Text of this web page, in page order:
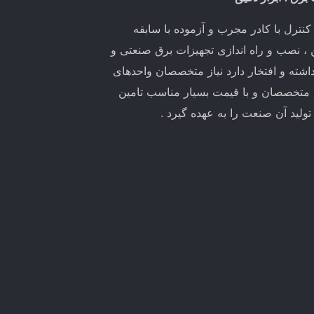
با کادر مجرب و آزموده با سابقه
، نصب و راه اندازی تجهیزات برق صنعتی و
و افتخار دارد نیاز متخصصان واحدهای
متخصصان و با قیمت بسیار مناسب تامین
آن صنعت را به عهده گیرد .